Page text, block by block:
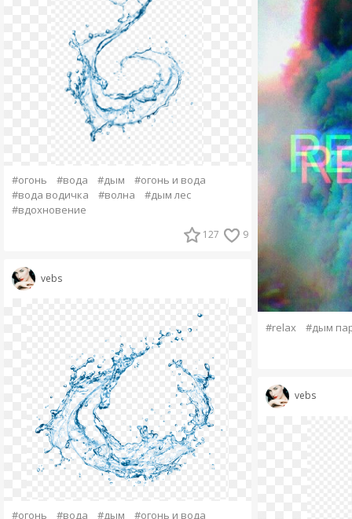
#огонь #вода #дым
#огонь и вода
#вода водичка
#волна
#дым лес
#вдохновение
127 9
vebs
#огонь #вода #дым
#огонь и вода
#relax #дым
vebs